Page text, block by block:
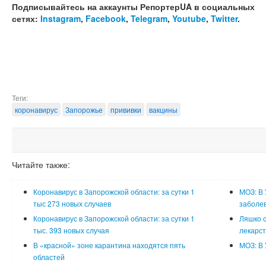
Подписывайтесь на аккаунты РепортерUA в социальных
сетях: Instagram, Facebook, Telegram, Youtube, Twitter.
Теги:
коронавирус
Запорожье прививки вакцины
Читайте также:
Коронавирус в Запорожской области: за сутки 1
тыс 273 новых случаев
МОЗ: В
Коронавирус в Запорожской области: за сутки 1
тыс. 393 новых случая
Ляшко
В «красной» зоне карантина находятся пять
областей
МОЗ: В